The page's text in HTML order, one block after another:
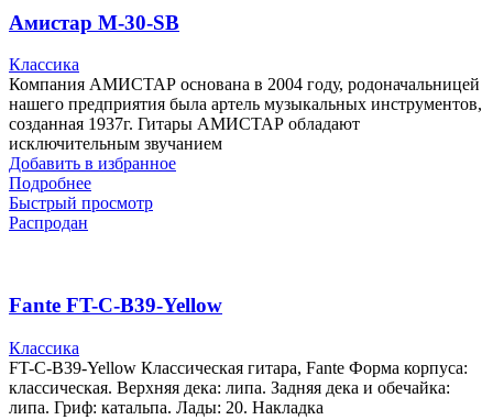
Амистар M-30-SB
Классика
Компания АМИСТАР основана в 2004 году, родоначальницей
нашего предприятия была артель музыкальных инструментов,
созданная 1937г. Гитары АМИСТАР обладают
исключительным звучанием
Добавить в избранное
Подробнее
Быстрый просмотр
Распродан
Fante FT-C-B39-Yellow
Классика
FT-C-B39-Yellow Классическая гитара, Fante Форма корпуса:
классическая. Верхняя дека: липа. Задняя дека и обечайка:
липа. Гриф: катальпа. Лады: 20. Накладка